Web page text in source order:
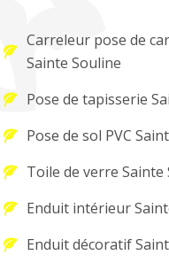
Carreleur pose de
Sainte Souline
Pose de tapisserie
Pose de sol PVC
Toile de verre Sainte
Enduit intérieur
Enduit décoratif